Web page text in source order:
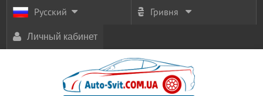
Русский Гривня
Личный кабинет